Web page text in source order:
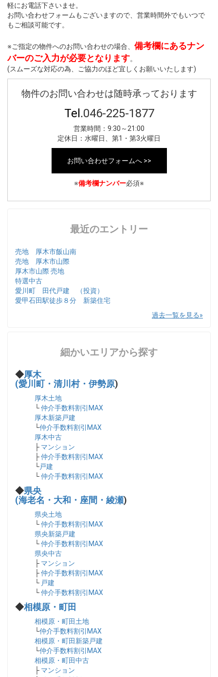
軽にお電話下さいませ。
お問い合わせフォームもございますので、営業時間外でもいつで
もご相談可能です。
※ご指定の物件へのお問い合わせの場合、 備考欄にあるナン
バーのご入力が必要となります。
(スムーズな対応の為、ご協力のほど宜しくお願いいたします)
物件のお問い合わせは随時承っております
Tel.046-225-1877
営業時間：9:30～21:00
定休日：水曜日、第1・第3火曜日
お問い合わせフォームへ >>
※備考欄ナンバー必須※
最近のエントリー
売地 厚木市飯山南
売地 厚木市山際
厚木市山際 売地
特選中古
愛川町 田代戸建 （投資）
愛甲石田駅徒歩８分 新築住宅
過去一覧を見る
細かいエリアから探す
◆厚木
(愛川町・清川村・伊勢原)
厚木土地
└仲介手数料割引MAX
厚木新築戸建
└仲介手数料割引MAX
厚木中古
├ マンション
├仲介手数料割引MAX
└戸建
└仲介手数料割引MAX
◆県央
(海老名・大和・座間・綾瀬)
県央土地
└仲介手数料割引MAX
県央新築戸建
└仲介手数料割引MAX
県央中古
├ マンション
├仲介手数料割引MAX
└ 戸建
└仲介手数料割引MAX
◆相模原・町田
相模原・町田土地
└仲介手数料割引MAX
相模原・町田新築戸建
└仲介手数料割引MAX
相模原・町田中古
├ マンション